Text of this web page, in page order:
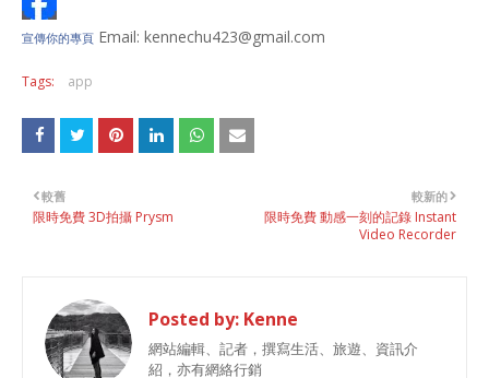
宣傳你的專頁 Email: kennechu423@gmail.com
Tags: app
較新的
限時免費 動感一刻的記錄 Instant
Video Recorder
較舊
限時免費 3D拍攝 Prysm
Posted by: Kenne
網站編輯、記者，撰寫生活、旅遊、資訊介
紹，亦有網絡行銷